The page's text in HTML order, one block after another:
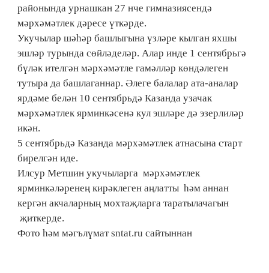
районында урнашкан 27 нче гимназиясендә
мәрхәмәтлек дәресе үткәрде.
Укучылар шәһәр башлыгына үзләре кылган яхшы
эшләр турында сөйләделәр. Алар инде 1 сентябрьгә
бүләк ителгән мәрхәмәтле гамәлләр көндәлеген
тутыра да башлаганнар. Әлеге балалар ата-аналар
ярдәме белән 10 сентябрьдә Казанда узачак
мәрхәмәтлек ярминкәсенә кул эшләре дә эзерлиләр
икән.
5 сентябрьдә Казанда мәрхәмәтлек атнасына старт
бирелгән иде.
Илсур Метшин укучыларга мәрхәмәтлек
ярминкәләренең кирәклеген аңлатты һәм аннан
кергән акчаларның мохтаҗларга таратылачагын
җиткерде.
Фото һәм мәгълүмат sntat.ru сайтыннан